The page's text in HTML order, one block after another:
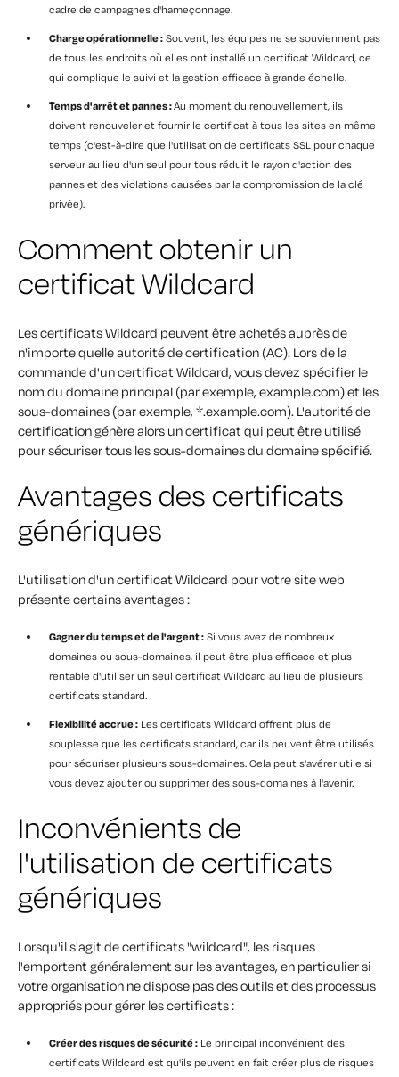
cadre de campagnes d'hameçonnage.
Charge opérationnelle : Souvent, les équipes ne se souviennent pas
de tous les endroits où elles ont installé un certificat Wildcard, ce
qui complique le suivi et la gestion efficace à grande échelle.
Temps d'arrêt et pannes :Au moment du renouvellement, ils
doivent renouveler et fournir le certificat à tous les sites en même
temps (c'est-à-dire que l'utilisation de certificats SSL pour chaque
serveur au lieu d'un seul pour tous réduit le rayon d'action des
pannes et des violations causées par la compromission de la clé
privée).
Comment obtenir un
certificat Wildcard
Les certificats Wildcard peuvent être achetés auprès de
n'importe quelle autorité de certification (AC). Lors de la
commande d'un certificat Wildcard, vous devez spécifier le
nom du domaine principal (par exemple, example.com) et les
sous-domaines (par exemple, *.example.com). L'autorité de
certification génère alors un certificat qui peut être utilisé
pour sécuriser tous les sous-domaines du domaine spécifié.
Avantages des certificats
génériques
L'utilisation d'un certificat Wildcard pour votre site web
présente certains avantages :
Gagner du temps et de l'argent : Si vous avez de nombreux
domaines ou sous-domaines, il peut être plus efficace et plus
rentable d'utiliser un seul certificat Wildcard au lieu de plusieurs
certificats standard.
Flexibilité accrue : Les certificats Wildcard offrent plus de
souplesse que les certificats standard, car ils peuvent être utilisés
pour sécuriser plusieurs sous-domaines. Cela peut s'avérer utile si
vous devez ajouter ou supprimer des sous-domaines à l'avenir.
Inconvénients de
l'utilisation de certificats
génériques
Lorsqu'il s'agit de certificats "wildcard", les risques
l'emportent généralement sur les avantages, en particulier si
votre organisation ne dispose pas des outils et des processus
appropriés pour gérer les certificats :
Créer des risques de sécurité : Le principal inconvénient des
certificats Wildcard est qu'ils peuvent en fait créer plus de risques